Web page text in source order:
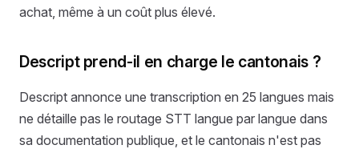
achat, même à un coût plus élevé.
Descript prend-il en charge le cantonais ?
Descript annonce une transcription en 25 langues mais
ne détaille pas le routage STT langue par langue dans
sa documentation publique, et le cantonais n'est pas